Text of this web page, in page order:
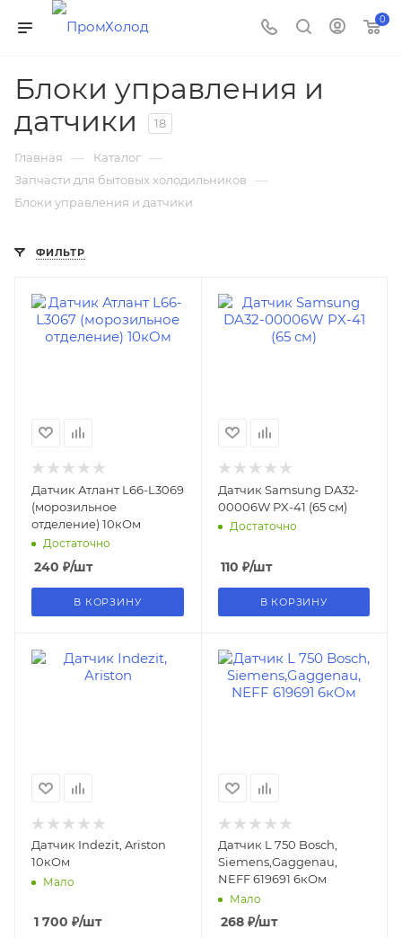
0
Блоки управления и
датчики
18
Главная — Каталог —
Запчасти для бытовых холодильников —
Блоки управления и датчики
ФИЛЬТР
Датчик Атлант L66-L3069
(морозильное
отделение) 10кОм
Достаточно
240 ₽/шт
В КОРЗИНУ
Датчик Samsung DA32-
00006W PX-41 (65 см)
Достаточно
110 ₽/шт
В КОРЗИНУ
Датчик Indezit, Ariston
10кОм
Мало
1 700 ₽/шт
Датчик L 750 Bosch,
Siemens,Gaggenau,
NEFF 619691 6кОм
Мало
268₽/шт